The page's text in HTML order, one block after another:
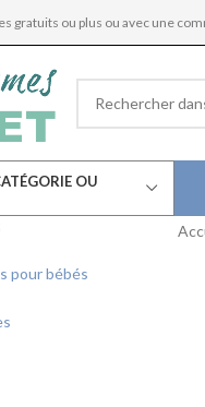
gratuits ou plus ou avec une
OU
pour bébés